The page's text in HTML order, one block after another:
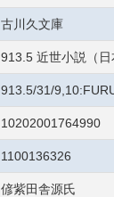
古川久文庫
913.5 近世小説（日
913.5/31/
10202001764990
1100136326
偐紫田舎源氏